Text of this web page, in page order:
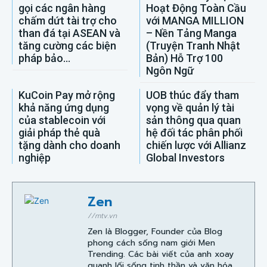
gọi các ngân hàng
chấm dứt tài trợ cho
than đá tại ASEAN và
tăng cường các biện
pháp bảo...
Hoạt Động Toàn Cầu
với MANGA MILLION
– Nền Tảng Manga
(Truyện Tranh Nhật
Bản) Hỗ Trợ 100
Ngôn Ngữ
KuCoin Pay mở rộng
khả năng ứng dụng
của stablecoin với
giải pháp thẻ quà
tặng dành cho doanh
nghiệp
UOB thúc đẩy tham
vọng về quản lý tài
sản thông qua quan
hệ đối tác phân phối
chiến lược với Allianz
Global Investors
Zen
//mtv.vn
Zen là Blogger, Founder của Blog
phong cách sống nam giới Men
Trending. Các bài viết của anh xoay